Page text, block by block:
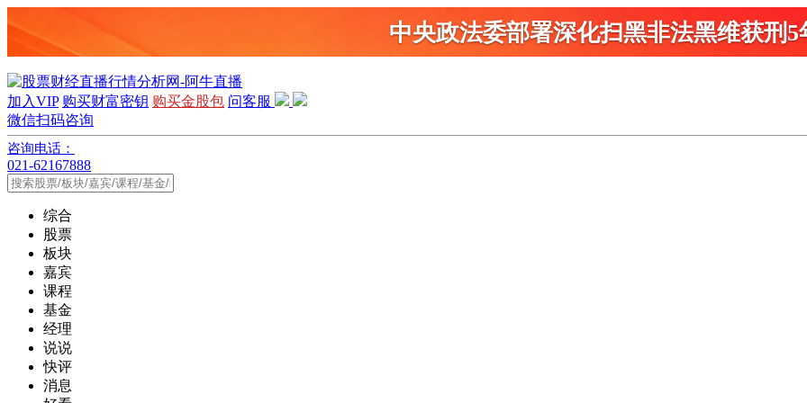
中央政法委部署深化扫黑非法黑维获刑5
加入VIP 购买财富密钥 购买金股包 问客服
微信扫码咨询
咨询电话：
021-62167888
综合
股票
板块
嘉宾
课程
基金
经理
说说
快评
消息